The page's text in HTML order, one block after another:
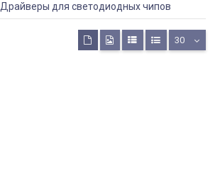
Драйверы для светодиодных чипов
30